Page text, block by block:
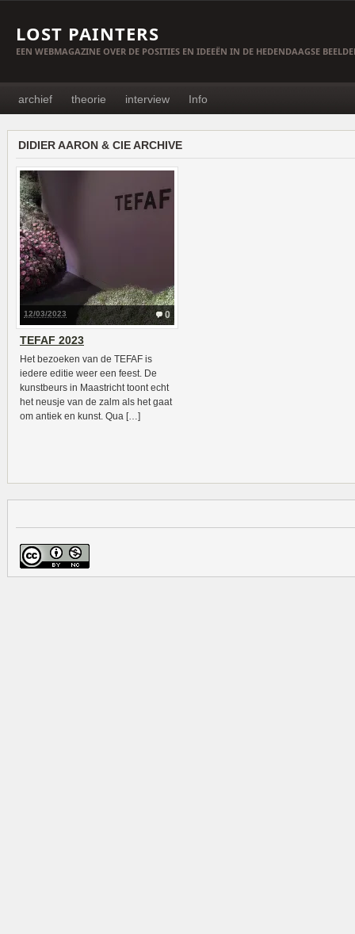
LOST PAINTERS
EEN WEBMAGAZINE OVER DE POSITIES EN IDEEËN IN DE HEDENDAAGSE
archief theorie interview Info
DIDIER AARON & CIE ARCHIVE
0
12/03/2023
TEFAF 2023
Het bezoeken van de TEFAF is
iedere editie weer een feest. De
kunstbeurs in Maastricht toont echt
het neusje van de zalm als het gaat
om antiek en kunst. Qua […]